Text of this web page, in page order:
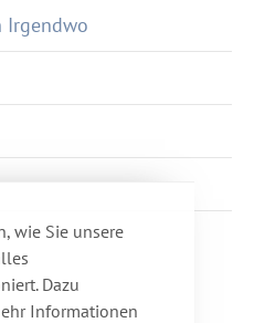
wie Sie unsere
Dazu
Informationen
Irgendwo